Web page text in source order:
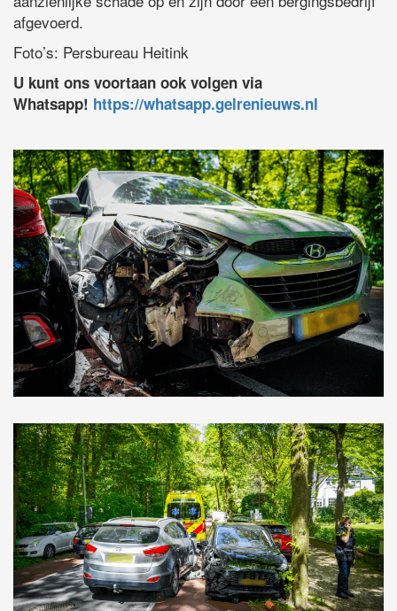
afgevoerd.
Foto’s: Persbureau Heitink
U kunt ons voortaan ook volgen via
Whatsapp! https://whatsapp.gelrenieuws.nl